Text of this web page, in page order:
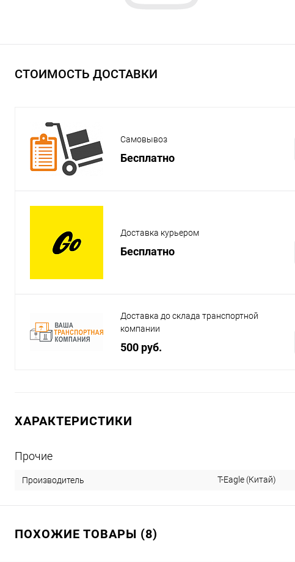
СТОИМОСТЬ ДОСТАВКИ
Самовывоз
Бесплатно
Доставка курьером
Бесплатно
Доставка до склада транспортной
компании
500 руб.
ХАРАКТЕРИСТИКИ
Прочие
Производитель T-Eagle (Китай)
ПОХОЖИЕ ТОВАРЫ (8)